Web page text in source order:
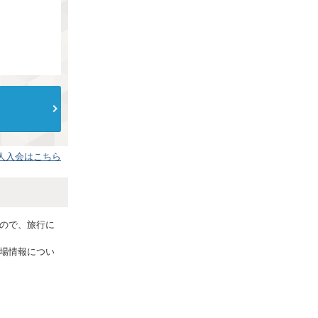
入会はこちら
で、旅行に
情報につい